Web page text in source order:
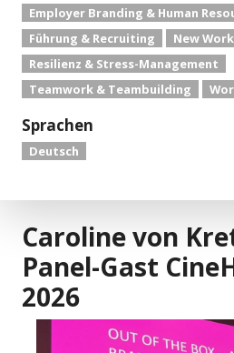
Employer Branding & Human
Führung & Recruiting
New
Resilienz & Stress-Management
Teamwork & Teambuilding
Sprachen
Deutsch
Caroline von
Panel-Gast
2026